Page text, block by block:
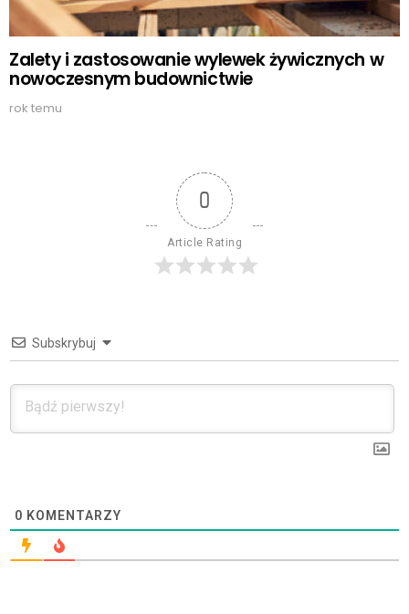
Zalety i zastosowanie wylewek żywicznych w
nowoczesnym budownictwie
rok temu
0
Article Rating
Subskrybuj
0 KOMENTARZY